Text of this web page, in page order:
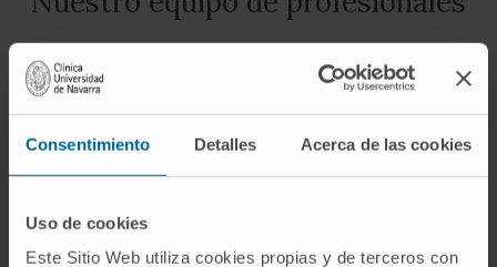
Consentimiento Detalles Acerca de las cookies
Uso de cookies
Este Sitio Web utiliza cookies propias y de terceros con
Directora